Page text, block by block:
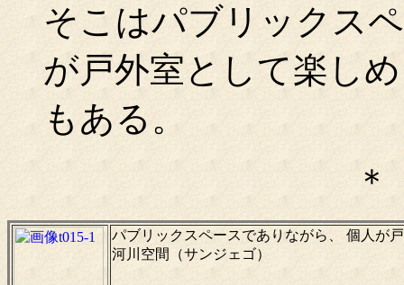
そこはパブリックス
が戸外室として楽し
もある。
パブリックスペースでありながら、 個人が
河川空間（サンジェゴ）